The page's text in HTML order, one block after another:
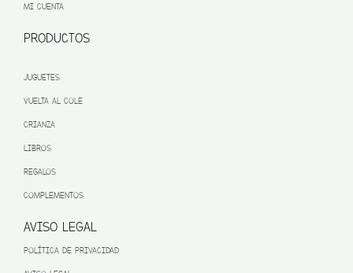
MI CUENTA
PRODUCTOS
JUGUETES
VUELTA AL COLE
CRIANZA
LIBROS
REGALOS
COMPLEMENTOS
AVISO LEGAL
POLÍTICA DE PRIVACIDAD